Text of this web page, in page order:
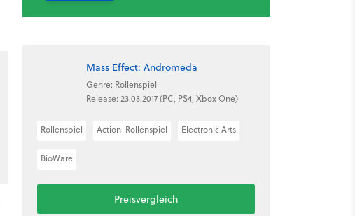
Mass Effect: Andromeda
Genre: Rollenspiel
Release: 23.03.2017 (PC, PS4, Xbox One)
Rollenspiel Action-Rollenspiel Electronic Arts
BioWare
Preisvergleich